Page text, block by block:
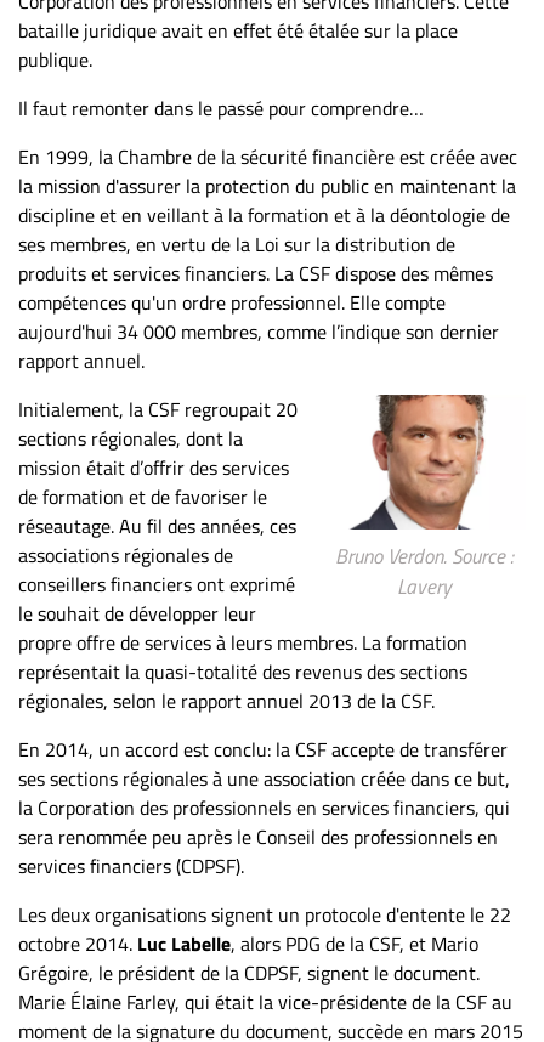
bataille juridique avait en effet été étalée sur la place
publique.
Il faut remonter dans le passé pour comprendre…
En 1999, la Chambre de la sécurité financière est créée avec
la mission d'assurer la protection du public en maintenant la
discipline et en veillant à la formation et à la déontologie de
ses membres, en vertu de la Loi sur la distribution de
produits et services financiers. La CSF dispose des mêmes
compétences qu'un ordre professionnel. Elle compte
aujourd'hui 34 000 membres, comme l’indique son dernier
rapport annuel.
Bruno Verdon. Source :
Lavery
Initialement, la CSF regroupait 20
sections régionales, dont la
mission était d’offrir des services
de formation et de favoriser le
réseautage. Au fil des années, ces
associations régionales de
conseillers financiers ont exprimé
le souhait de développer leur
propre offre de services à leurs membres. La formation
représentait la quasi-totalité des revenus des sections
régionales, selon le rapport annuel 2013 de la CSF.
En 2014, un accord est conclu: la CSF accepte de transférer
ses sections régionales à une association créée dans ce but,
la Corporation des professionnels en services financiers, qui
sera renommée peu après le Conseil des professionnels en
services financiers (CDPSF).
Les deux organisations signent un protocole d'entente le 22
octobre 2014. Luc Labelle, alors PDG de la CSF, et Mario
Grégoire, le président de la CDPSF, signent le document.
Marie Élaine Farley, qui était la vice-présidente de la CSF au
moment de la signature du document, succède en mars 2015